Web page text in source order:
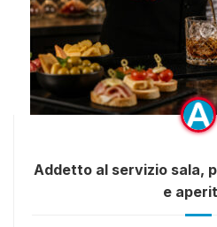
Addetto al servizio sala,
e